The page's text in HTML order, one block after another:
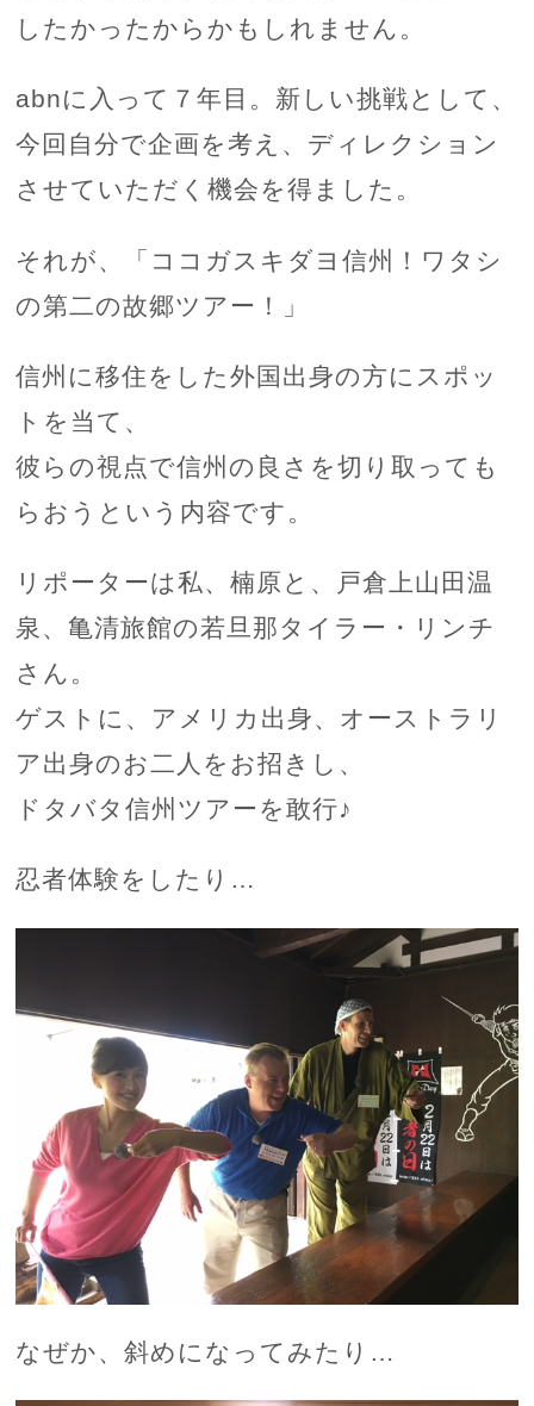
したかったからかもしれません。
abnに入って７年目。新しい挑戦として、
今回自分で企画を考え、ディレクション
させていただく機会を得ました。
それが、「ココガスキダヨ信州！ワタシ
の第二の故郷ツアー！」
信州に移住をした外国出身の方にスポッ
トを当て、
彼らの視点で信州の良さを切り取っても
らおうという内容です。
リポーターは私、楠原と、戸倉上山田温
泉、亀清旅館の若旦那タイラー・リンチ
さん。
ゲストに、アメリカ出身、オーストラリ
ア出身のお二人をお招きし、
ドタバタ信州ツアーを敢行♪
忍者体験をしたり…
なぜか、斜めになってみたり…